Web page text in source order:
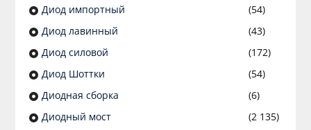
Диод импортный
(54)
Диод лавинный
(43)
Диод силовой
(172)
Диод Шоттки
(54)
Диодная сборка
(6)
Диодный мост
(2 135)